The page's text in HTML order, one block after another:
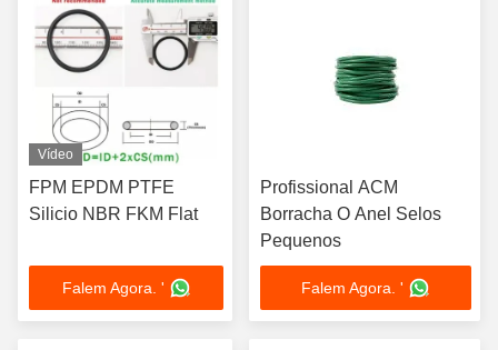
Vídeo
FPM EPDM PTFE
Silicio NBR FKM Flat
Falem Agora. '
Profissional ACM
Borracha O Anel Selos
Pequenos
Falem Agora. '